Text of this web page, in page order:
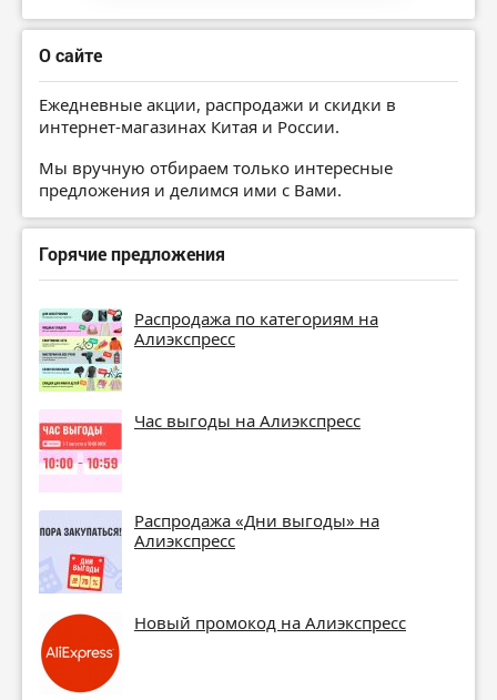
О сайте
Ежедневные акции, распродажи и скидки в
интернет-магазинах Китая и России.
Мы вручную отбираем только интересные
предложения и делимся ими с Вами.
Горячие предложения
Распродажа по категориям на
Алиэкспресс
Час выгоды на Алиэкспресс
Распродажа «Дни выгоды» на
Алиэкспресс
Новый промокод на Алиэкспресс